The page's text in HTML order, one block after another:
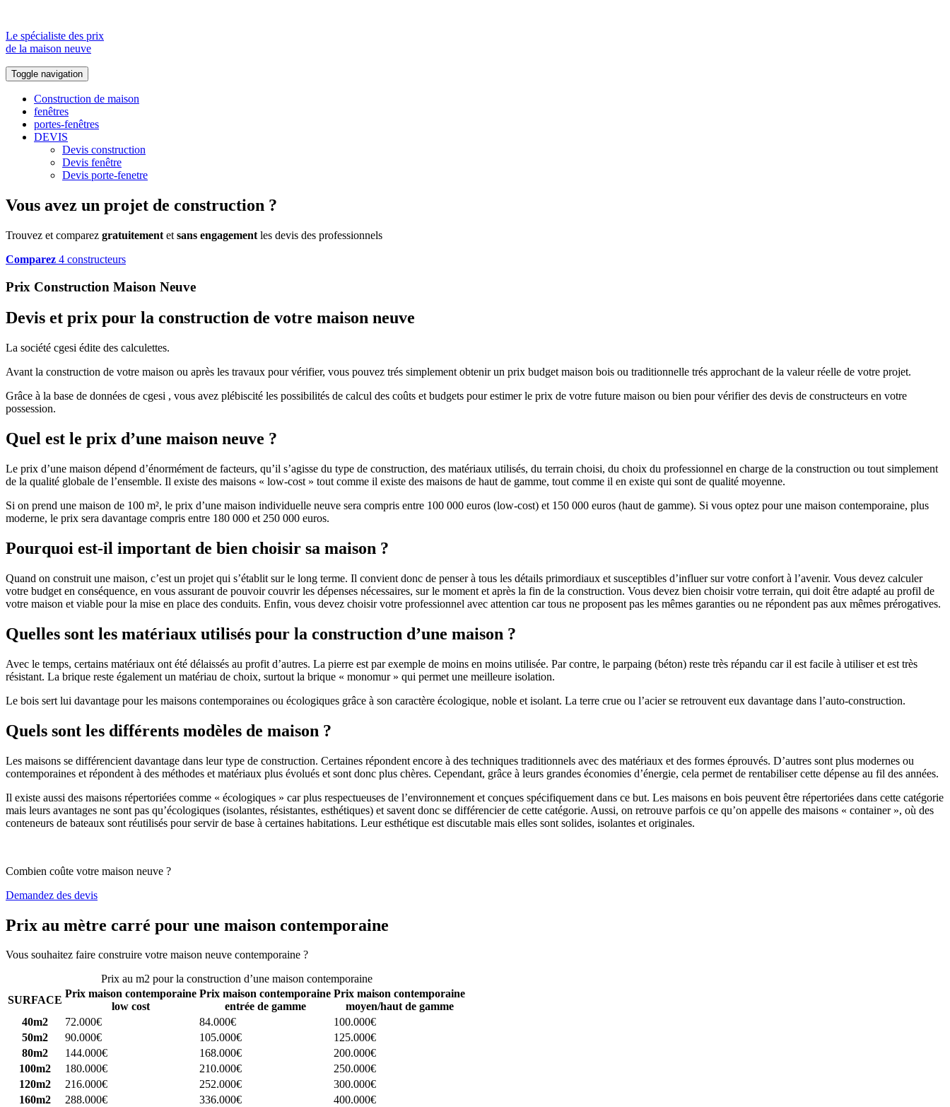
Le spécialiste des prix
de la maison neuve
Toggle navigation
Construction de maison
fenêtres
portes-fenêtres
DEVIS
Devis construction
Devis fenêtre
Devis porte-fenetre
Vous avez un projet de construction ?
Trouvez et comparez gratuitement et sans engagement les devis des professionnels
Comparez 4 constructeurs
Prix Construction Maison Neuve
Devis et prix pour la construction de votre maison neuve
La société cgesi édite des calculettes.
Avant la construction de votre maison ou après les travaux pour vérifier, vous pouvez trés simplement obtenir un prix budget maison bois ou traditionnelle trés approchant de la valeur réelle de votre projet.
Grâce à la base de données de cgesi , vous avez plébiscité les possibilités de calcul des coûts et budgets pour estimer le prix de votre future maison ou bien pour vérifier des devis de constructeurs en votre
possession.
Quel est le prix d’une maison neuve ?
Le prix d’une maison dépend d’énormément de facteurs, qu’il s’agisse du type de construction, des matériaux utilisés, du terrain choisi, du choix du professionnel en charge de la construction ou tout simplement
de la qualité globale de l’ensemble. Il existe des maisons « low-cost » tout comme il existe des maisons de haut de gamme, tout comme il en existe qui sont de qualité moyenne.
Si on prend une maison de 100 m², le prix d’une maison individuelle neuve sera compris entre 100 000 euros (low-cost) et 150 000 euros (haut de gamme). Si vous optez pour une maison contemporaine, plus
moderne, le prix sera davantage compris entre 180 000 et 250 000 euros.
Pourquoi est-il important de bien choisir sa maison ?
Quand on construit une maison, c’est un projet qui s’établit sur le long terme. Il convient donc de penser à tous les détails primordiaux et susceptibles d’influer sur votre confort à l’avenir. Vous devez calculer
votre budget en conséquence, en vous assurant de pouvoir couvrir les dépenses nécessaires, sur le moment et après la fin de la construction. Vous devez bien choisir votre terrain, qui doit être adapté au profil de
votre maison et viable pour la mise en place des conduits. Enfin, vous devez choisir votre professionnel avec attention car tous ne proposent pas les mêmes garanties ou ne répondent pas aux mêmes prérogatives.
Quelles sont les matériaux utilisés pour la construction d’une maison ?
Avec le temps, certains matériaux ont été délaissés au profit d’autres. La pierre est par exemple de moins en moins utilisée. Par contre, le parpaing (béton) reste très répandu car il est facile à utiliser et est très
résistant. La brique reste également un matériau de choix, surtout la brique « monomur » qui permet une meilleure isolation.
Le bois sert lui davantage pour les maisons contemporaines ou écologiques grâce à son caractère écologique, noble et isolant. La terre crue ou l’acier se retrouvent eux davantage dans l’auto-construction.
Quels sont les différents modèles de maison ?
Les maisons se différencient davantage dans leur type de construction. Certaines répondent encore à des techniques traditionnels avec des matériaux et des formes éprouvés. D’autres sont plus modernes ou
contemporaines et répondent à des méthodes et matériaux plus évolués et sont donc plus chères. Cependant, grâce à leurs grandes économies d’énergie, cela permet de rentabiliser cette dépense au fil des années.
Il existe aussi des maisons répertoriées comme « écologiques » car plus respectueuses de l’environnement et conçues spécifiquement dans ce but. Les maisons en bois peuvent être répertoriées dans cette catégorie
mais leurs avantages ne sont pas qu’écologiques (isolantes, résistantes, esthétiques) et savent donc se différencier de cette catégorie. Aussi, on retrouve parfois ce qu’on appelle des maisons « container », où des
conteneurs de bateaux sont réutilisés pour servir de base à certaines habitations. Leur esthétique est discutable mais elles sont solides, isolantes et originales.
Combien coûte votre maison neuve ?
Demandez des devis
Prix au mètre carré pour une maison contemporaine
Vous souhaitez faire construire votre maison neuve contemporaine ?
Prix au m2 pour la construction d’une maison contemporaine
SURFACE
Prix maison contemporaine
low cost
Prix maison contemporaine
entrée de gamme
Prix maison contemporaine
moyen/haut de gamme
40m2
72.000€ 84.000€
100.000€
50m2
90.000€ 105.000€
125.000€
80m2
144.000€ 168.000€
200.000€
100m2
180.000€ 210.000€
250.000€
120m2
216.000€ 252.000€
300.000€
160m2
288.000€ 336.000€
400.000€